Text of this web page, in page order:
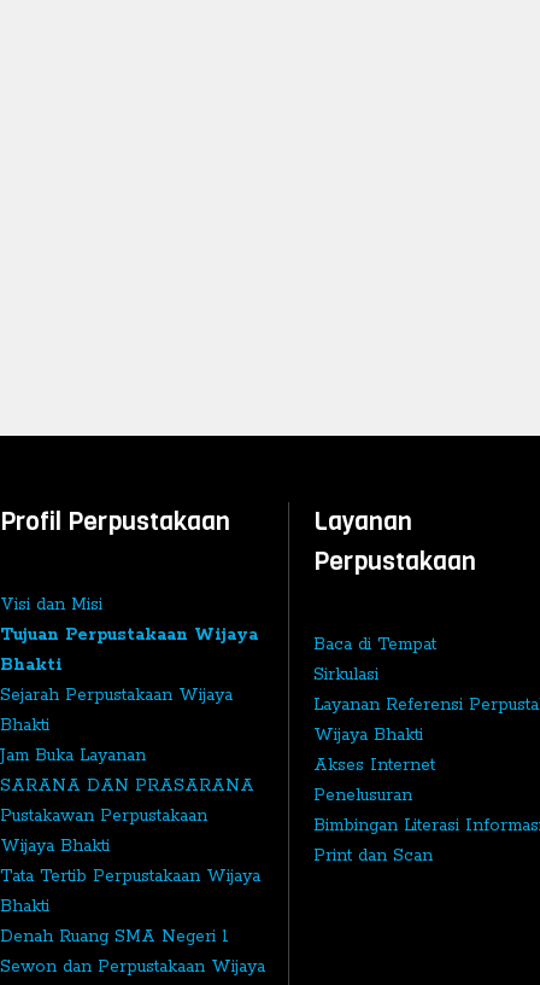
Profil Perpustakaan
Visi dan Misi
Tujuan Perpustakaan Wijaya
Bhakti
Sejarah Perpustakaan Wijaya
Bhakti
Jam Buka Layanan
SARANA DAN PRASARANA
Pustakawan Perpustakaan
Wijaya Bhakti
Tata Tertib Perpustakaan Wijaya
Bhakti
Denah Ruang SMA Negeri 1
Sewon dan Perpustakaan Wijaya
Layanan
Perpustakaan
Baca di Tempat
Sirkulasi
Layanan Referensi
Wijaya Bhakti
Akses Internet
Penelusuran
Bimbingan Literasi
Print dan Scan